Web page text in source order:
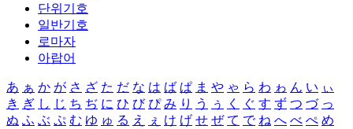
단위기호
일반기호
로마자
아랍어
あ ぁ か が さ ざ た だ な は ば ぱ ま や ゃ ら わ ゎ ん い ぃ
き ぎ し じ ち ぢ に ひ び ぴ み り う ぅ く ぐ す ず つ づ っ
ぬ ふ ぶ ぷ む ゆ ゅ る え ぇ け げ せ ぜ て で ね へ べ ぺ め